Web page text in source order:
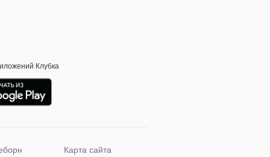
Клубка
Карта сайта